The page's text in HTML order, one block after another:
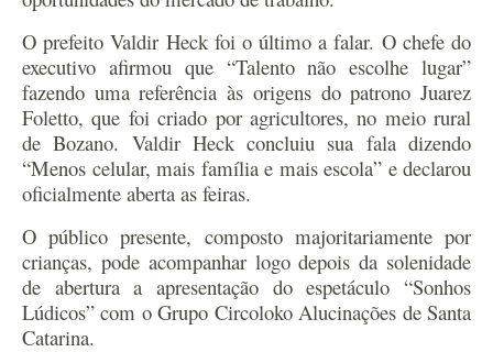
O prefeito Valdir Heck foi o último a falar. O chefe do
executivo afirmou que “Talento não escolhe lugar”
fazendo uma referência às origens do patrono Juarez
Foletto, que foi criado por agricultores, no meio rural
de Bozano. Valdir Heck concluiu sua fala dizendo
“Menos celular, mais família e mais escola” e declarou
oficialmente aberta as feiras.
O público presente, composto majoritariamente por
crianças, pode acompanhar logo depois da solenidade
de abertura a apresentação do espetáculo “Sonhos
Lúdicos” com o Grupo Circoloko Alucinações de Santa
Catarina.